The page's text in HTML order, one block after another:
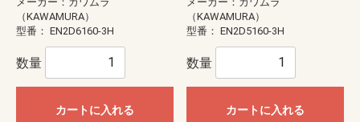
（KAWAMURA）
型番： EN2D6160-3H
数量
カートに入れる
（KAWAMURA）
型番： EN2D5160-3H
数量
カートに入れる